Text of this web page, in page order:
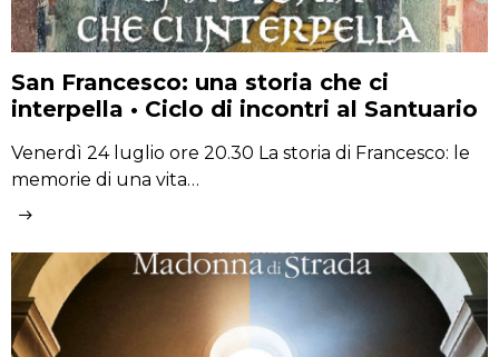
San Francesco: una storia che ci
interpella • Ciclo di incontri al Santuario
Venerdì 24 luglio ore 20.30 La storia di Francesco: le
memorie di una vita…